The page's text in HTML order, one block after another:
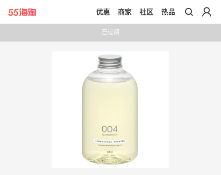
带你去官网买正品
优惠 商家 社区 热品
已过期